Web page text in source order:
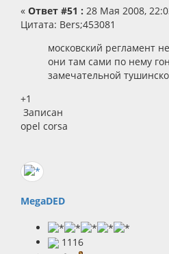
« Ответ #51 : 28 Мая 2008,
Цитата: Bers;453081
московский регламент
они там сами по нему
замечательной
+1
Записан
opel corsa
MegaDED
1116